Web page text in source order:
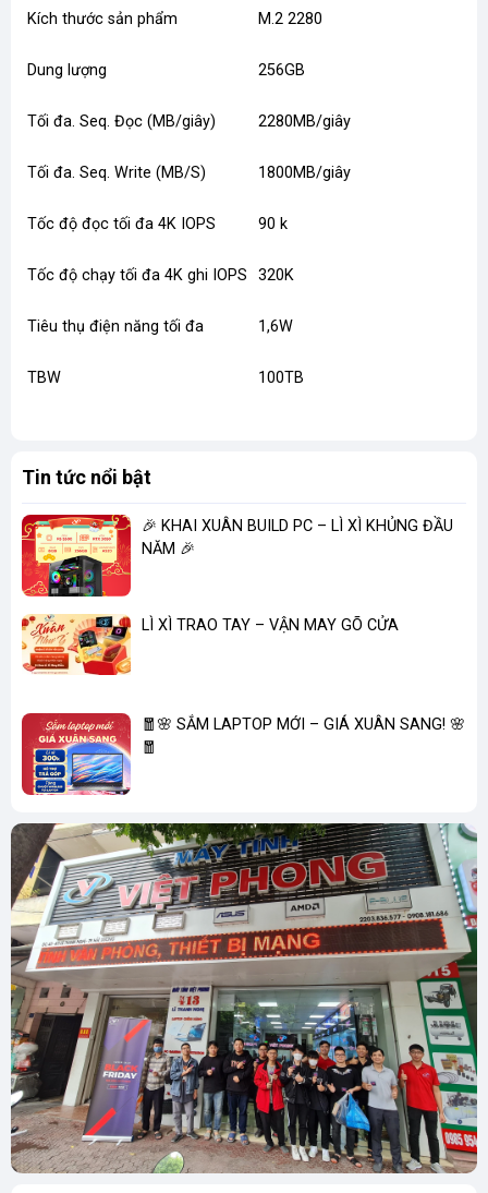
Kích thước sản phẩm M.2 2280
Dung lượng 256GB
Tối đa. Seq. Đọc (MB/giây) 2280MB/giây
Tối đa. Seq. Write (MB/S) 1800MB/giây
Tốc độ đọc tối đa 4K IOPS 90 k
Tốc độ chạy tối đa 4K ghi IOPS 320K
Tiêu thụ điện năng tối đa 1,6W
TBW 100TB
Tin tức nổi bật
🎉 KHAI XUÂN BUILD PC – LÌ XÌ KHỦNG ĐẦU
NĂM 🎉
LÌ XÌ TRAO TAY – VẬN MAY GÕ CỬA
🧧🌸 SẮM LAPTOP MỚI – GIÁ XUÂN SANG! 🌸
🧧